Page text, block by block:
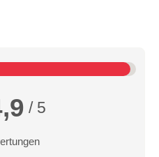
/ 5